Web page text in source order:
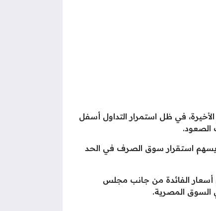
في ظل استمرار التداول أسفل
يسهم استقرار سوق الصرف في الحد
أسعار الفائدة من جانب مجلس
السوق المصرية.